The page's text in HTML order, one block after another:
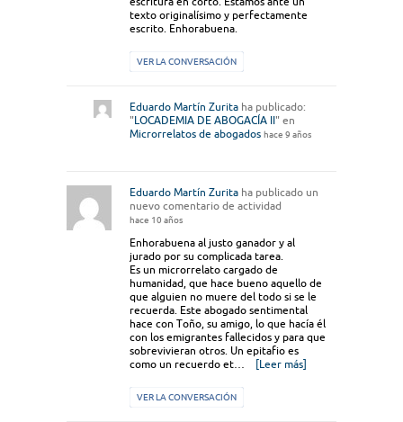
texto originalísimo y perfectamente
escrito. Enhorabuena.
VER LA CONVERSACIÓN
Eduardo Martín Zurita ha publicado:
" LOCADEMIA DE ABOGACÍA II " en
Microrrelatos de abogados hace 9 años
Eduardo Martín Zurita ha publicado un
nuevo comentario de actividad
hace 10 años
Enhorabuena al justo ganador y al
jurado por su complicada tarea.
Es un microrrelato cargado de
humanidad, que hace bueno aquello de
que alguien no muere del todo si se le
recuerda. Este abogado sentimental
hace con Toño, su amigo, lo que hacía él
con los emigrantes fallecidos y para que
sobrevivieran otros. Un epitafio es
como un recuerdo et…
[Leer más]
VER LA CONVERSACIÓN